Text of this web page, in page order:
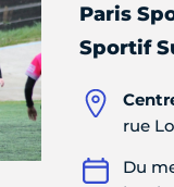
Paris
Sportif
rue
Du